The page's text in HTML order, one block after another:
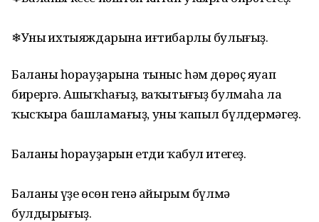
❄Уның ихтыяждарына иғтибарлы булығыҙ.
Баланың һорауҙарына тыныс һәм дөрөҫ яуап
бирергә. Ашыҡһағыҙ, ваҡытығыҙ булмаһа ла
ҡысҡыра башламағыҙ, уны ҡапыл бүлдермәгеҙ.
Баланың һорауҙарын етди ҡабул итегеҙ.
Баланың үҙе өсөн генә айырым бүлмә
булдырығыҙ.